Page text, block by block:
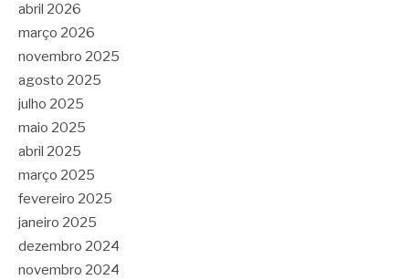
abril 2026
março 2026
novembro 2025
agosto 2025
julho 2025
maio 2025
abril 2025
março 2025
fevereiro 2025
janeiro 2025
dezembro 2024
novembro 2024